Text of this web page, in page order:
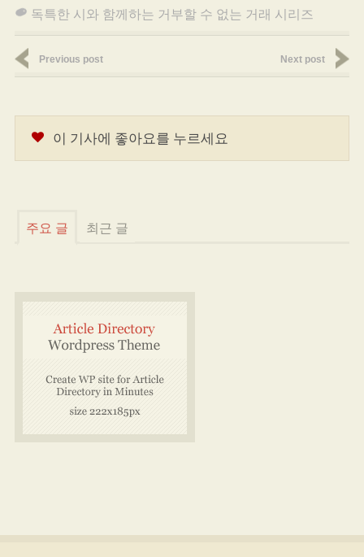
독특한 시와 함께하는 거부할 수 없는 거래 시리즈
Previous post Next post
이 기사에 좋아요를 누르세요
주요 글 최근 글